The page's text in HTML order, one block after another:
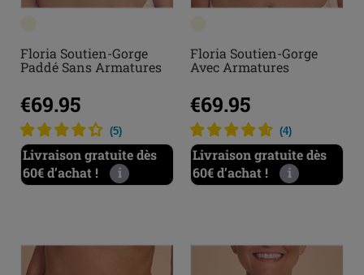
Floria Soutien-Gorge
Paddé Sans Armatures
€69.95
(5)
Livraison gratuite dès
60€ d’achat !
i
Floria Soutien-Gorge
Avec Armatures
€69.95
(4)
Livraison gratuite dès
60€ d’achat !
i